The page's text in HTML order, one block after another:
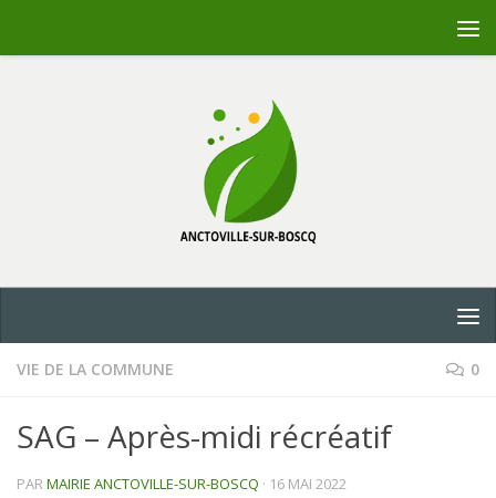
VIE DE LA COMMUNE 0
SAG – Après-midi récréatif
PARMAIRIE ANCTOVILLE-SUR-BOSCQ · 16 MAI 2022